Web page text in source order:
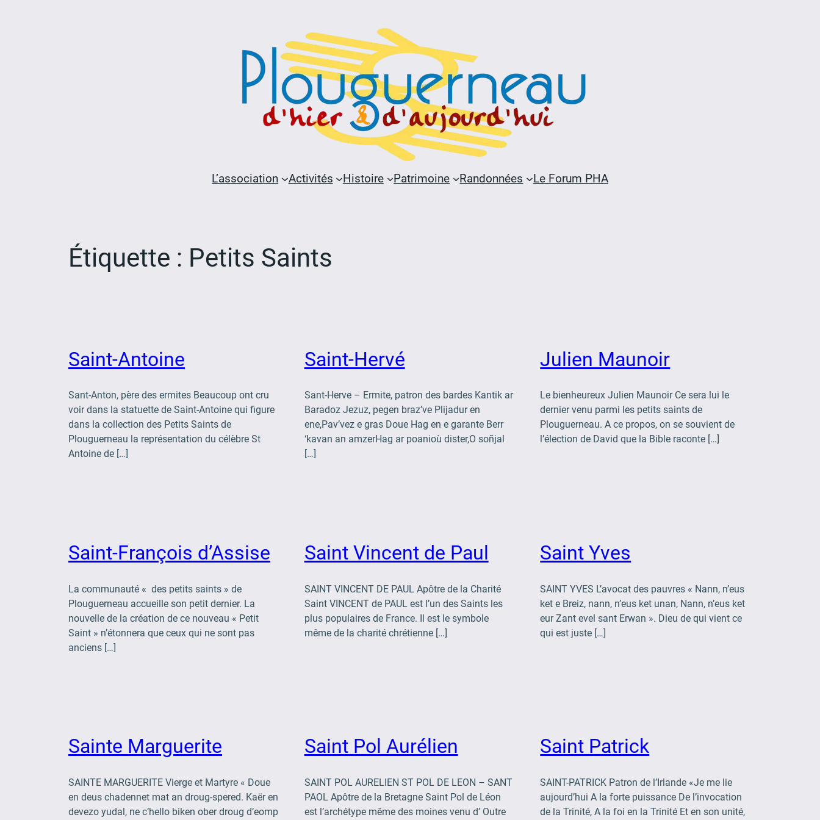
L’association Activités Histoire Patrimoine Randonnées Le Forum PHA
Étiquette : Petits Saints
Saint-Antoine
Sant-Anton, père des ermites Beaucoup ont cru
voir dans la statuette de Saint-Antoine qui figure
dans la collection des Petits Saints de
Plouguerneau la représentation du célèbre St
Antoine de […]
Saint-Hervé
Sant-Herve – Ermite, patron des bardes Kantik ar
Baradoz Jezuz, pegen braz’ve Plijadur en
ene,Pav’vez e gras Doue Hag en e garante Berr
‘kavan an amzerHag ar poanioù dister,O soñjal
[…]
Julien Maunoir
Le bienheureux Julien Maunoir Ce sera lui le
dernier venu parmi les petits saints de
Plouguerneau. A ce propos, on se souvient de
l’élection de David que la Bible raconte […]
Saint-François d’Assise
La communauté « des petits saints » de
Plouguerneau accueille son petit dernier. La
nouvelle de la création de ce nouveau « Petit
Saint » n’étonnera que ceux qui ne sont pas
anciens […]
Saint Vincent de Paul
SAINT VINCENT DE PAUL Apôtre de la Charité
Saint VINCENT de PAUL est l’un des Saints les
plus populaires de France. Il est le symbole
même de la charité chrétienne […]
Saint Yves
SAINT YVES L’avocat des pauvres « Nann, n’eus
ket e Breiz, nann, n’eus ket unan, Nann, n’eus ket
eur Zant evel sant Erwan ». Dieu de qui vient ce
qui est juste […]
Sainte Marguerite
SAINTE MARGUERITE Vierge et Martyre « Doue
en deus chadennet mat an droug-spered. Kaër en
devezo yudal, ne c’hello biken ober droug d’eomp
Saint Pol Aurélien
SAINT POL AURELIEN ST POL DE LEON – SANT
PAOL Apôtre de la Bretagne Saint Pol de Léon
est l’archétype même des moines venu d’ Outre
Saint Patrick
SAINT-PATRICK Patron de l’Irlande «Je me lie
aujourd’hui A la forte puissance De l’invocation
de la Trinité, A la foi en la Trinité Et en son unité,